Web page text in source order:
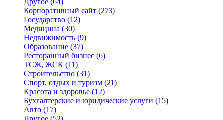
Другое (64)
Корпоративный сайт (273)
Государство (12)
Медицина (30)
Недвижимость (9)
Образование (37)
Ресторанный бизнес (6)
ТСЖ, ЖСК (11)
Строительство (31)
Спорт, отдых и туризм (21)
Красота и здоровье (12)
Бухгалтерские и юридические услуги (15)
Авто (17)
Другое (52)